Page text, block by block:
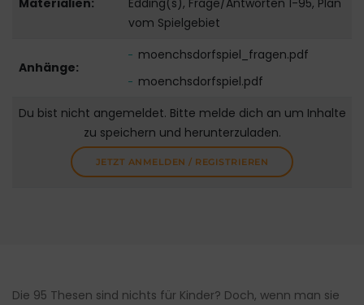
Materialien:
Edding(s), Frage/Antworten 1-95, Plan
vom Spielgebiet
Anhänge:
moenchsdorfspiel_fragen.pdf
moenchsdorfspiel.pdf
Du bist nicht angemeldet. Bitte melde dich an um Inhalte
zu speichern und herunterzuladen.
JETZT ANMELDEN / REGISTRIEREN
Die 95 Thesen sind nichts für Kinder? Doch, wenn man sie